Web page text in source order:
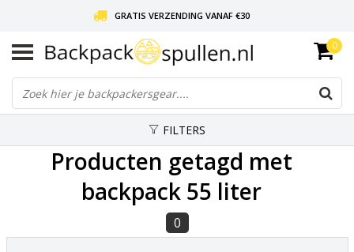
GRATIS VERZENDING VANAF €30
LIEFDE VOOR BACKPACKEN!
30 DAGEN GRATIS RETOUR
0
FILTERS
Producten getagd met
backpack 55 liter
0